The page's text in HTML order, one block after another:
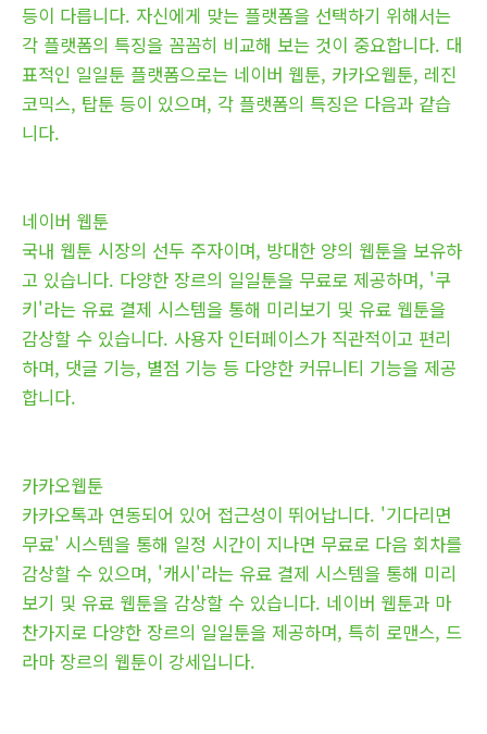
등이 다릅니다. 자신에게 맞는 플랫폼을 선택하기 위해서는
각 플랫폼의 특징을 꼼꼼히 비교해 보는 것이 중요합니다. 대
표적인 일일툰 플랫폼으로는 네이버 웹툰, 카카오웹툰, 레진
코믹스, 탑툰 등이 있으며, 각 플랫폼의 특징은 다음과 같습
니다.
네이버 웹툰
국내 웹툰 시장의 선두 주자이며, 방대한 양의 웹툰을 보유하
고 있습니다. 다양한 장르의 일일툰을 무료로 제공하며, '쿠
키'라는 유료 결제 시스템을 통해 미리보기 및 유료 웹툰을
감상할 수 있습니다. 사용자 인터페이스가 직관적이고 편리
하며, 댓글 기능, 별점 기능 등 다양한 커뮤니티 기능을 제공
합니다.
카카오웹툰
카카오톡과 연동되어 있어 접근성이 뛰어납니다. '기다리면
무료' 시스템을 통해 일정 시간이 지나면 무료로 다음 회차를
감상할 수 있으며, '캐시'라는 유료 결제 시스템을 통해 미리
보기 및 유료 웹툰을 감상할 수 있습니다. 네이버 웹툰과 마
찬가지로 다양한 장르의 일일툰을 제공하며, 특히 로맨스, 드
라마 장르의 웹툰이 강세입니다.